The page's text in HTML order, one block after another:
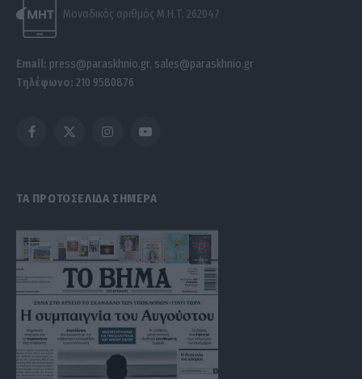
Μοναδικός αριθμός Μ.Η.Τ. 262047
Email: press@paraskhnio.gr, sales@paraskhnio.gr
Τηλέφωνο: 210 9580876
Facebook
X
InstagramYouTube
ΤΑ ΠΡΩΤΟΣΕΛΙΔΑ ΣΗΜΕΡΑ